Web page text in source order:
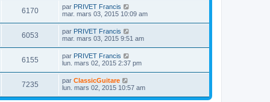
s
a
g
e
m
e
s
s
a
g
e
i
e
r
m
e
s
s
a
g
e
6170V
u
D
e
i
e
r
m
e
s
s
a
g
e
par PRIVET Francis
mar. mars 03, 2015 10:09 am
6053
u
D
e
i
e
r
m
e
s
par PRIVET Francis
mar. mars 03, 2015 9:51 am
6155
u
D
e
i
e
r
par PRIVET Francis
lun. mars 02, 2015 2:37 pm
7235
u
D
e
par ClassicGuitare
lun. mars 02, 2015 10:57 am